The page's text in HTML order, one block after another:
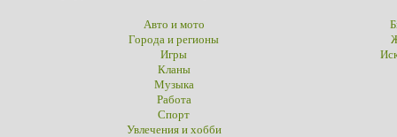
Авто и мото
Города и регионы
Игры
Кланы
Музыка
Работа
Спорт
Увлечения и хобби